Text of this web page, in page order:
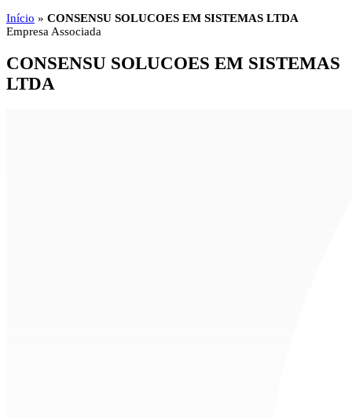
Início » CONSENSU SOLUCOES EM SISTEMAS LTDA
Empresa Associada
CONSENSU SOLUCOES EM SISTEMAS
LTDA